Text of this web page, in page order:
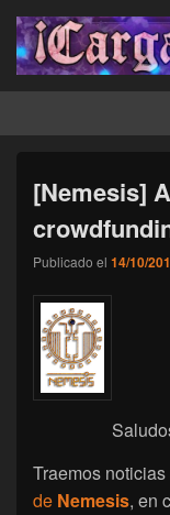
¡Cargad!
[Nemesis]
Publicado el 14/10/
Traemos
de Nemesis, en